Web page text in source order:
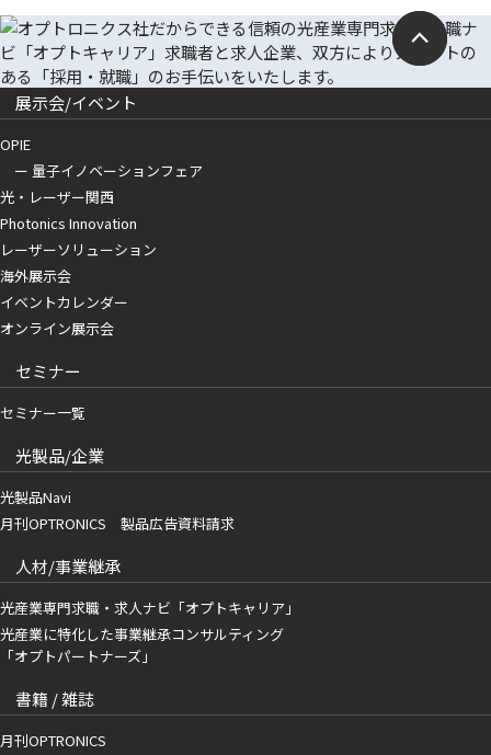
展示会/イベント
OPIE
ー 量子イノベーションフェア
光・レーザー関西
Photonics Innovation
レーザーソリューション
海外展示会
イベントカレンダー
オンライン展示会
セミナー
セミナー一覧
光製品/企業
光製品Navi
月刊OPTRONICS 製品広告資料請求
人材/事業継承
光産業専門求職・求人ナビ「オプトキャリア」
光産業に特化した事業継承コンサルティング
「オプトパートナーズ」
書籍 / 雑誌
月刊OPTRONICS